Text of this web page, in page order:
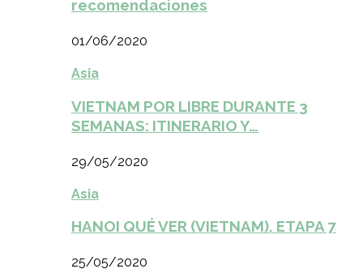
recomendaciones
01/06/2020
Asia
VIETNAM POR LIBRE DURANTE 3
SEMANAS: ITINERARIO Y…
29/05/2020
Asia
HANOI QUÉ VER (VIETNAM). ETAPA 7
25/05/2020